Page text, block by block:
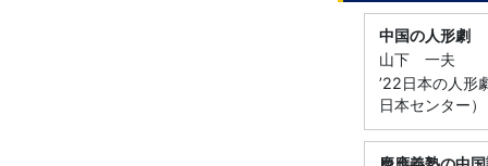
中国の人形劇
山下 一夫
’22日本の人形
日本センター